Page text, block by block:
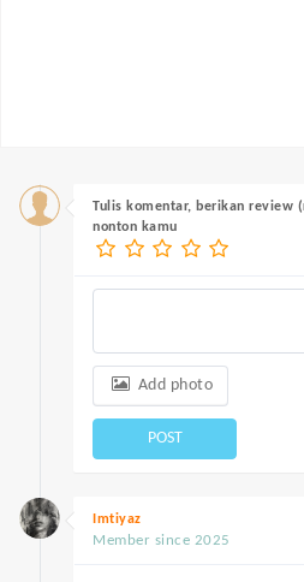
Tulis komentar, berikan review
nonton kamu
Add photo
POST
Imtiyaz
Member since 2025